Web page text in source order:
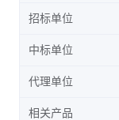
招标单位
中标单位
代理单位
相关产品